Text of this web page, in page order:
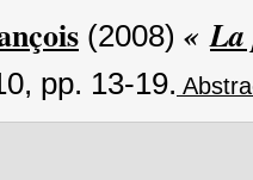
(2008) «La
pp. 13-19.